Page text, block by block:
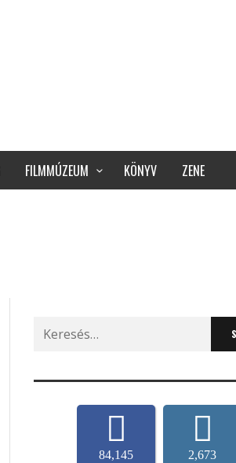
FILMMÚZEUM KÖNYV ZENE
Search
for:
84,145 2,673